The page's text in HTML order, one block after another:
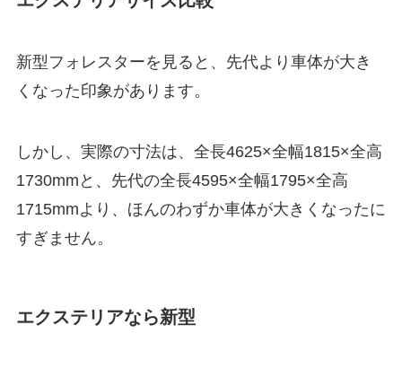
新型フォレスターを見ると、先代より車体が大き
くなった印象があります。
しかし、実際の寸法は、全長4625×全幅1815×全高
1730mmと、先代の全長4595×全幅1795×全高
1715mmより、ほんのわずか車体が大きくなったに
すぎません。
エクステリアなら新型